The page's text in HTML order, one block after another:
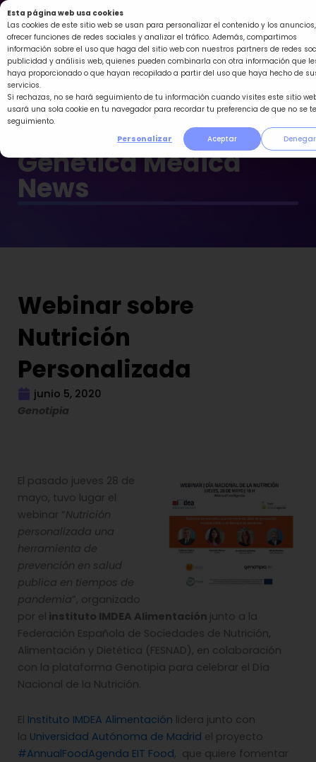
Esta página web usa cookies
Las cookies de este sitio web se usan para personalizar el contenido y los anuncios,
ofrecer funciones de redes sociales y analizar el tráfico. Además, compartimos
información sobre el uso que haga del sitio web con nuestros partners de redes
publicidad y análisis web, quienes pueden combinarla con otra información que
haya proporcionado o que hayan recopilado a partir del uso que haya hecho de
servicios.
Si rechazas, no se hará seguimiento de tu información cuando visites este sitio
usará una sola cookie en tu navegador para recordar tu preferencia de que no se
seguimiento.
Personalizar
Aceptar Denegar
Ir
al
contenido
Genética Médica
News
Webinar sobre
Nutrición
Personalizada
junio 5, 2020
Genotipia
El pasado jueves 28 de
mayo, tuvo lugar el
webinar “Nutrición
personalizada una
herramienta de
prevención en salud
publica en tiempos de
pandemia”, organizado
por el instituto IMDEA Alimentación junto a la
Federación Española de Sociedades de Nutrición,
Alimentación y Dietética (FESNAD), en colaboración
con la plataforma Genotipia para celebrar el Día
Nacional de la Nutrición.
El Instituto IMDEA Alimentación lidera junto con
la Universidad Autónoma de Madrid el proyecto
#AnnualFoodAgenda EIT Food, que quiere fomentar